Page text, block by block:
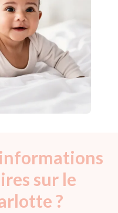
sur le
?